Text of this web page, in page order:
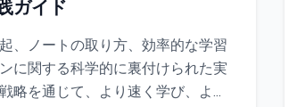
ガイド
、ノートの取り方、効率的な学習
に関する科学的に裏付けられた実
略を通じて、より速く学び、より